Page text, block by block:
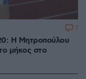
Η Μητροπούλου
μήκος στο
7